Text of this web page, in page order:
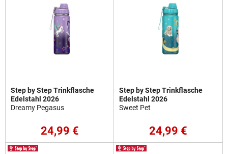
Step by Step Trinkflasche
Edelstahl 2026
Dreamy Pegasus
24,99 €
Step by Step Trinkflasche
Edelstahl 2026
Sweet Pet
24,99 €